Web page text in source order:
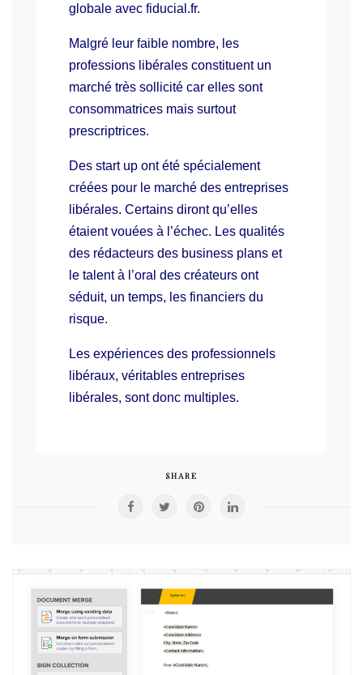
globale avec fiducial.fr.
Malgré leur faible nombre, les
professions libérales constituent un
marché très sollicité car elles sont
consommatrices mais surtout
prescriptrices.
Des start up ont été spécialement
créées pour le marché des entreprises
libérales. Certains diront qu’elles
étaient vouées à l’échec. Les qualités
des rédacteurs des business plans et
le talent à l’oral des créateurs ont
séduit, un temps, les financiers du
risque.
Les expériences des professionnels
libéraux, véritables entreprises
libérales, sont donc multiples.
SHARE